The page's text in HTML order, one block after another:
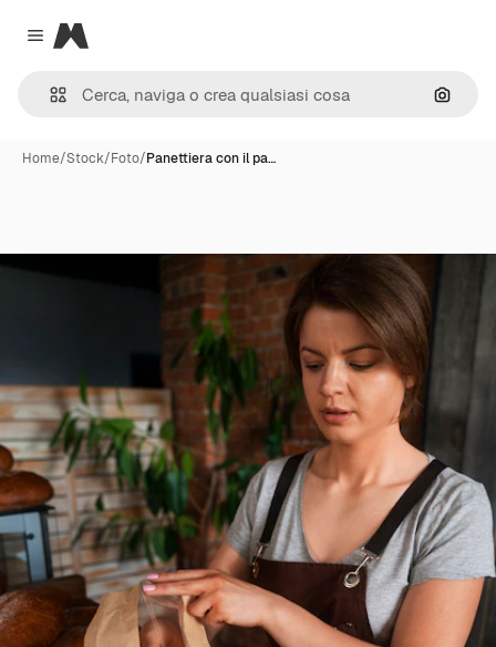
Close menu
Magnific
Cerca
Home/Stock/Foto/Panettiera con il pa…